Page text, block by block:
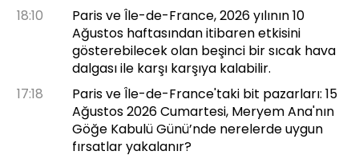
18:10
Paris ve Île-de-France, 2026 yılının 10
Ağustos haftasından itibaren etkisini
gösterebilecek olan beşinci bir sıcak hava
dalgası ile karşı karşıya kalabilir.
17:18
Paris ve Île-de-France'taki bit pazarları: 15
Ağustos 2026 Cumartesi, Meryem Ana'nın
Göğe Kabulü Günü’nde nerelerde uygun
fırsatlar yakalanır?